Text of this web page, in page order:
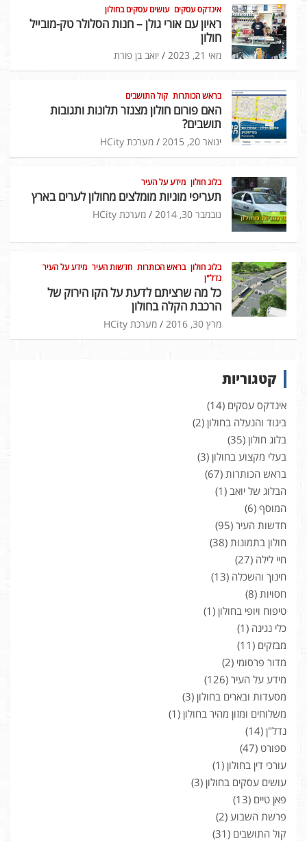
אינדקס עסקים עושים עסקים בחולון
ראיון עם אורי גולן – חנות הסלולר טק-מובייל
חולון
מאי 21, 2023 יואב בן פורת
בראש הכותרות קול התושבים
האם פורום חולון מצנזר תלונות ותגובות
תושבים?
ינואר 20, 2015 מערכת HCity
בלוג חולון מידע על העיר
תעריפי מוניות מומלצים מחולון לערים בארץ
נובמבר 30, 2014 מערכת HCity
בלוג חולון בראש הכותרות חדשות העיר מידע על העיר
נדל"ן
כל מה שרציתם לדעת על הקו הירוק של
הרכבת הקלה בחולון
מרץ 30, 2016 מערכת HCity
קטגוריות
אינדקס עסקים (14)
ביגוד והנעלה בחולון (2)
בלוג חולון (35)
בעלי מקצוע בחולון (3)
בראש הכותרות (67)
הבלוג של יואב (1)
המוסף (6)
חדשות העיר (95)
חולון בתמונות (38)
חיי לילה (27)
חינוך והשכלה (13)
חסויות (8)
טיפוח ויופי בחולון (1)
כלי נגינה (1)
מבזקים (11)
מדור פרסומי (2)
מידע על העיר (126)
מסעדות ובארים בחולון (3)
משלוחים ומזון מהיר בחולון (1)
נדל"ן (14)
ספורט (47)
עורכי דין בחולון (1)
עושים עסקים בחולון (3)
פאן טיים (13)
פרשת השבוע (2)
קול התושבים (31)